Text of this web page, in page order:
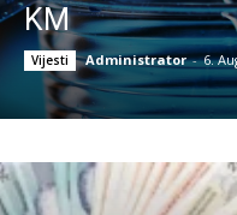
KM
Vijesti Administrator - 6.